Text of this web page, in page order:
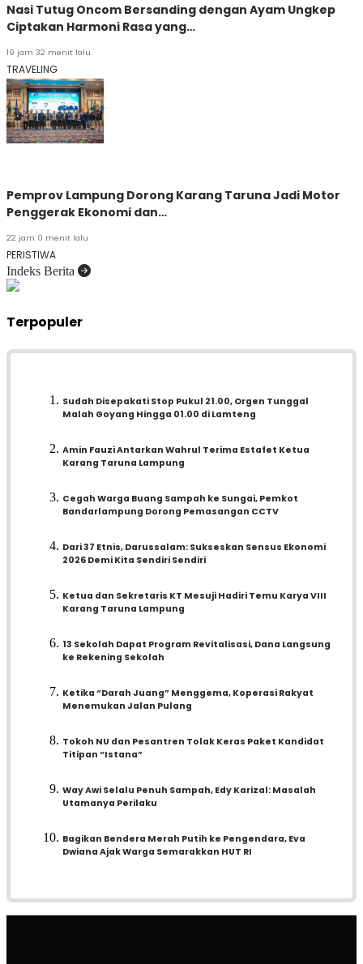
Nasi Tutug Oncom Bersanding dengan Ayam Ungkep
Ciptakan Harmoni Rasa yang…
19 jam 32 menit lalu
TRAVELING
Pemprov Lampung Dorong Karang Taruna Jadi Motor
Penggerak Ekonomi dan…
22 jam 0 menit lalu
PERISTIWA
Indeks Berita
Terpopuler
Sudah Disepakati Stop Pukul 21.00, Orgen Tunggal
Malah Goyang Hingga 01.00 di Lamteng
Amin Fauzi Antarkan Wahrul Terima Estafet Ketua
Karang Taruna Lampung
Cegah Warga Buang Sampah ke Sungai, Pemkot
Bandarlampung Dorong Pemasangan CCTV
Dari 37 Etnis, Darussalam: Sukseskan Sensus Ekonomi
2026 Demi Kita Sendiri Sendiri
Ketua dan Sekretaris KT Mesuji Hadiri Temu Karya VIII
Karang Taruna Lampung
13 Sekolah Dapat Program Revitalisasi, Dana Langsung
ke Rekening Sekolah
Ketika “Darah Juang” Menggema, Koperasi Rakyat
Menemukan Jalan Pulang
Tokoh NU dan Pesantren Tolak Keras Paket Kandidat
Titipan “Istana”
Way Awi Selalu Penuh Sampah, Edy Karizal: Masalah
Utamanya Perilaku
Bagikan Bendera Merah Putih ke Pengendara, Eva
Dwiana Ajak Warga Semarakkan HUT RI